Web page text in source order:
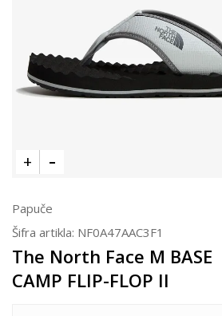
Papuče
Šifra artikla: NF0A47AAC3F1
The North Face M BASE
CAMP FLIP-FLOP II